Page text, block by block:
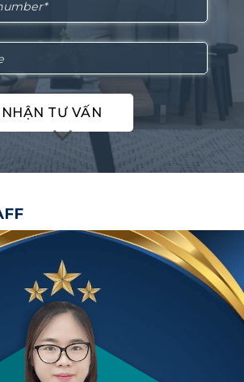
NHẬN TƯ VẤN